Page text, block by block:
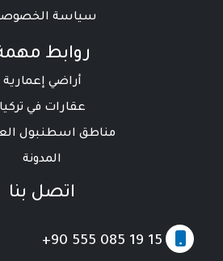
سياسة
روابط
أراضي إعمارية
عقارات في تركيا
مناطق اسطنبول
المدونة
اتصل بنا
+90 555 085 19 15